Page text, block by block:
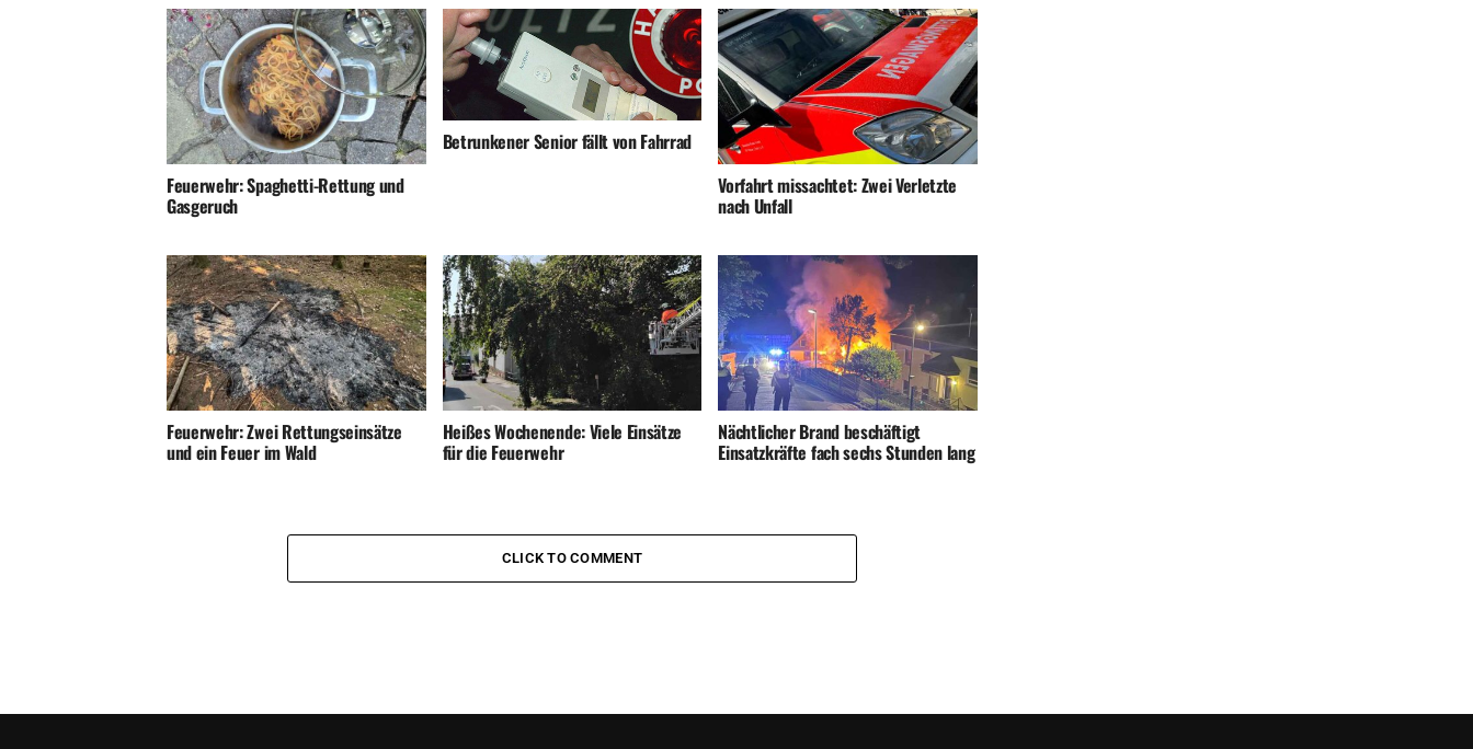
Feuerwehr: Spaghetti-Rettung und
Gasgeruch
Betrunkener Senior fällt von Fahrrad
Vorfahrt missachtet: Zwei Verletzte
nach Unfall
Feuerwehr: Zwei Rettungseinsätze
und ein Feuer im Wald
Heißes Wochenende: Viele Einsätze
für die Feuerwehr
Nächtlicher Brand beschäftigt
Einsatzkräfte fach sechs Stunden lang
CLICK TO COMMENT